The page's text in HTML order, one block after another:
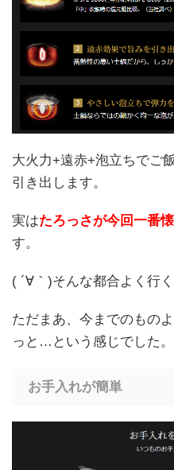
大火力+遠赤+泡立ちでご
引き出します。
実はたろっさが今回一番
す。
( ´∀｀)そんな都合よく行
ただまあ、今までのもの
っと…という感じでした。
お手入れが簡単